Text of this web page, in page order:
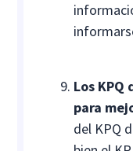
Los
para
del KPQ